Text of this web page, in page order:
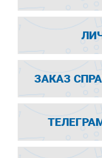
ЗАКАЗ